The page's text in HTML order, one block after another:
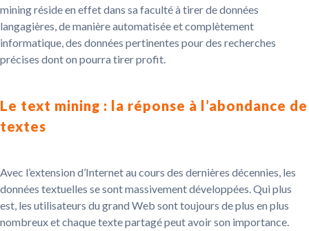
mining réside en effet dans sa faculté à tirer de données
langagières, de manière automatisée et complètement
informatique, des données pertinentes pour des recherches
précises dont on pourra tirer profit.
Le text mining : la réponse à l’abondance de
textes
Avec l’extension d’Internet au cours des dernières décennies, les
données textuelles se sont massivement développées. Qui plus
est, les utilisateurs du grand Web sont toujours de plus en plus
nombreux et chaque texte partagé peut avoir son importance.